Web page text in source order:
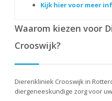
Kijk hier voor meer
Waarom kiezen voor
Crooswijk?
Dierenkliniek Crooswijk in
diergeneeskundige zorg voor